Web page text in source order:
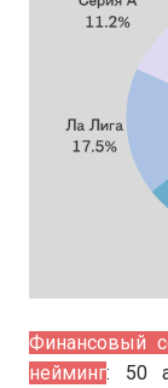
Финансовый
нейминг: 50